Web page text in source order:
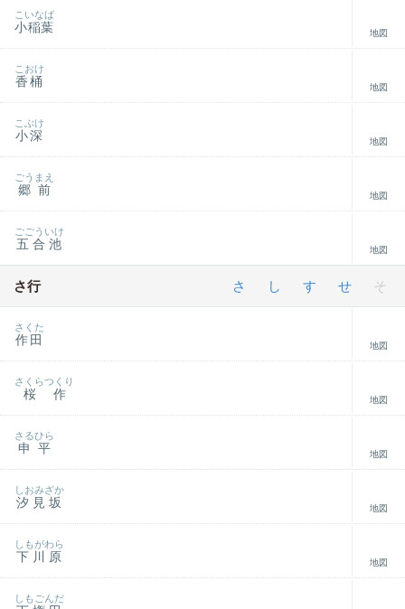
小稲葉
こいなば
地図
香桶
こおけ
地図
小深
こぶけ
地図
郷前
ごうまえ
地図
五合池
ごごういけ
地図
さ行 さ し す せ そ
作田
さくた
地図
桜作
さくらつくり
地図
申平
さるひら
地図
汐見坂
しおみざか
地図
下川原
しもがわら
地図
しもごんだ